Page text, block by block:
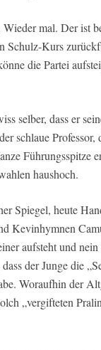
mal. Der ist
Schulz-Kurs
die Partei
selber, dass er
schlaue Professor,
Führungsspitze
haushoch.
Spiegel, heute
Kevinhymnen
aufsteht und nein
der Junge die
Woraufhin der
„vergifteten